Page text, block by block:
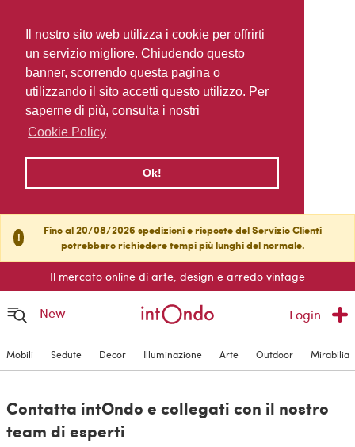
Il nostro sito web utilizza i cookie per offrirti
un servizio migliore. Chiudendo questo
banner, scorrendo questa pagina o
utilizzando il sito accetti questo utilizzo. Per
saperne di più, consulta i nostri
Cookie Policy
Ok!
!
Fino al 20/08/2026 spedizioni e risposte del Servizio Clienti
potrebbero richiedere tempi più lunghi del normale.
Il mercato online di arte, design e arredo vintage
New Login
Mobili Sedute Decor Illuminazione Arte Outdoor Mirabilia
Contatta intOndo e collegati con il nostro
team di esperti